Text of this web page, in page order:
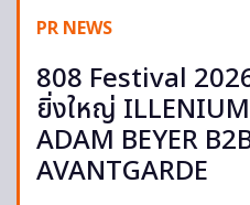
PR NEWS
808 Festival
ยิ่งใหญ่
ADAM BEYER
AVANTGARDE